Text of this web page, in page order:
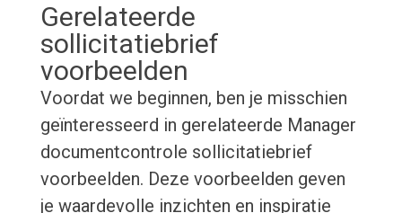
Gerelateerde
sollicitatiebrief
voorbeelden
Voordat we beginnen, ben je misschien
geïnteresseerd in gerelateerde Manager
documentcontrole sollicitatiebrief
voorbeelden. Deze voorbeelden geven
je waardevolle inzichten en inspiratie